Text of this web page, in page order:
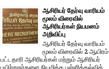
ஆசிரியர் தேர்வு வாரியம்
மூலம் விரைவில்
ஆசிரியர்கள் நியமனம்
அறிவிப்பு
ஆசிரியர் தேர்வு வாரி​யம்
மூலம் விரை​வில் 2 ஆயிரம்
பட்​ட​தாரி ஆசிரியர்​கள் மற்​றும் ஆசிரியர்
பயிற்றுநர்​களை நியமிக்க பள்​ளிக்​கல்​வித்​